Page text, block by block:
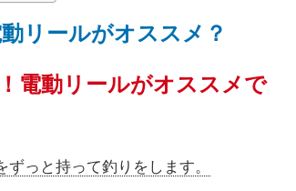
リールがオススメ？
電動リールがオススメで
っと持って釣りをします。